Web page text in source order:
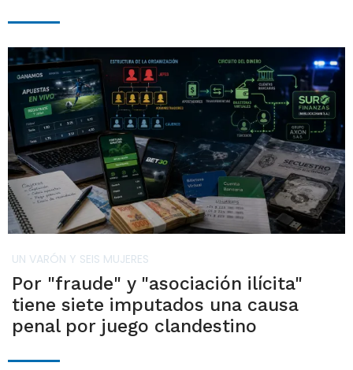
UN VARÓN Y SEIS MUJERES
Por "fraude" y "asociación ilícita"
tiene siete imputados una causa
penal por juego clandestino